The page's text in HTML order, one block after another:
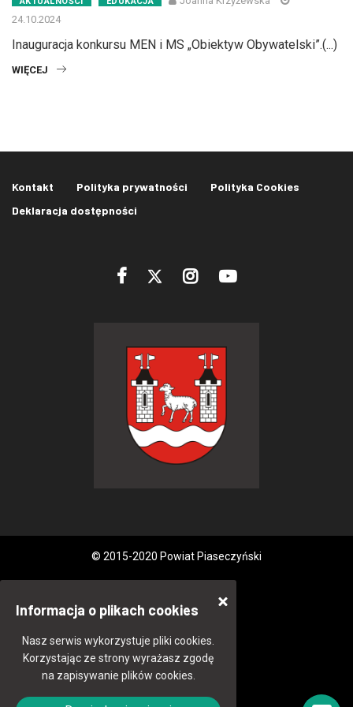
24.10.2024
Inauguracja konkursu MEN i MS „Obiektyw Obywatelski”.(...)
WIĘCEJ
Kontakt Polityka prywatności
Polityka Cookies
Deklaracja dostępności
© 2015-2020 Powiat Piaseczyński
Informacja o plikach cookies
Nasz serwis wykorzystuje pliki cookies.
Korzystając ze strony wyrażasz zgodę
na zapisywanie plików cookies.